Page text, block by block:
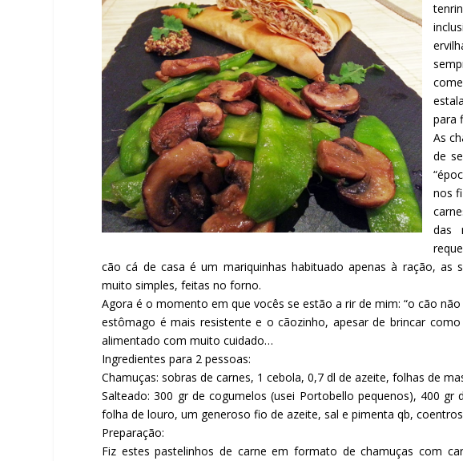
Facebook
para
As
de
nos
das
cão cá de casa é um mariquinhas habituado apenas à ração, as
muito simples, feitas no forno.
Agora é o momento em que vocês se estão a rir de mim: “o cão
estômago é mais resistente e o cãozinho, apesar de brincar
alimentado com muito cuidado…
Ingredientes para 2 pessoas:
Chamuças: sobras de carnes, 1 cebola, 0,7 dl de azeite, folhas de
Salteado:300 gr de cogumelos (usei Portobello pequenos), 400 gr
folha de louro, um generoso fio de azeite, sal e pimenta qb,
Preparação:
Fiz estes pastelinhos de carne em formato de chamuças com